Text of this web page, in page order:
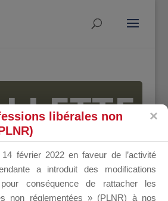
DU
libérales non
février 2022 en faveur de l’activité
a introduit des modifications
conséquence de rattacher les
non réglementées » (PLNR) à nos